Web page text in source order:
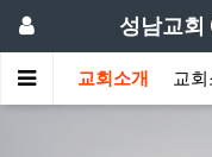
성남교회
교회소개 교회